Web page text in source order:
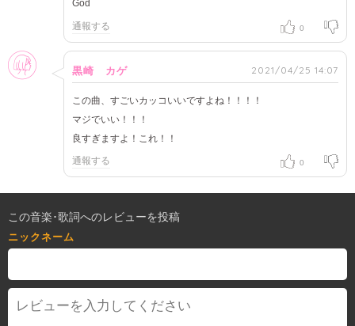
God
通報する 0
女性
黒崎 カゲ 2021/04/25 14:07
この曲、すごいカッコいいですよね！！！！
マジでいい！！！
良すぎますよ！これ！！
通報する 0
この音楽･歌詞へのレビューを投稿
ニックネーム